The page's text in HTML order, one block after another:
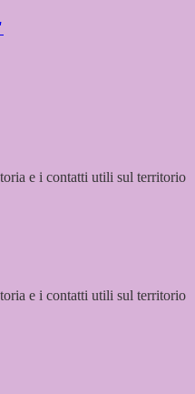
e i contatti utili sul territorio
e i contatti utili sul territorio